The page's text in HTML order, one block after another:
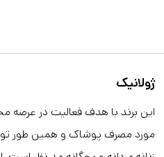
ژولانیک
این برند با هدف فعالیت در عرصه
مورد مصرف پوشاک و همین طور